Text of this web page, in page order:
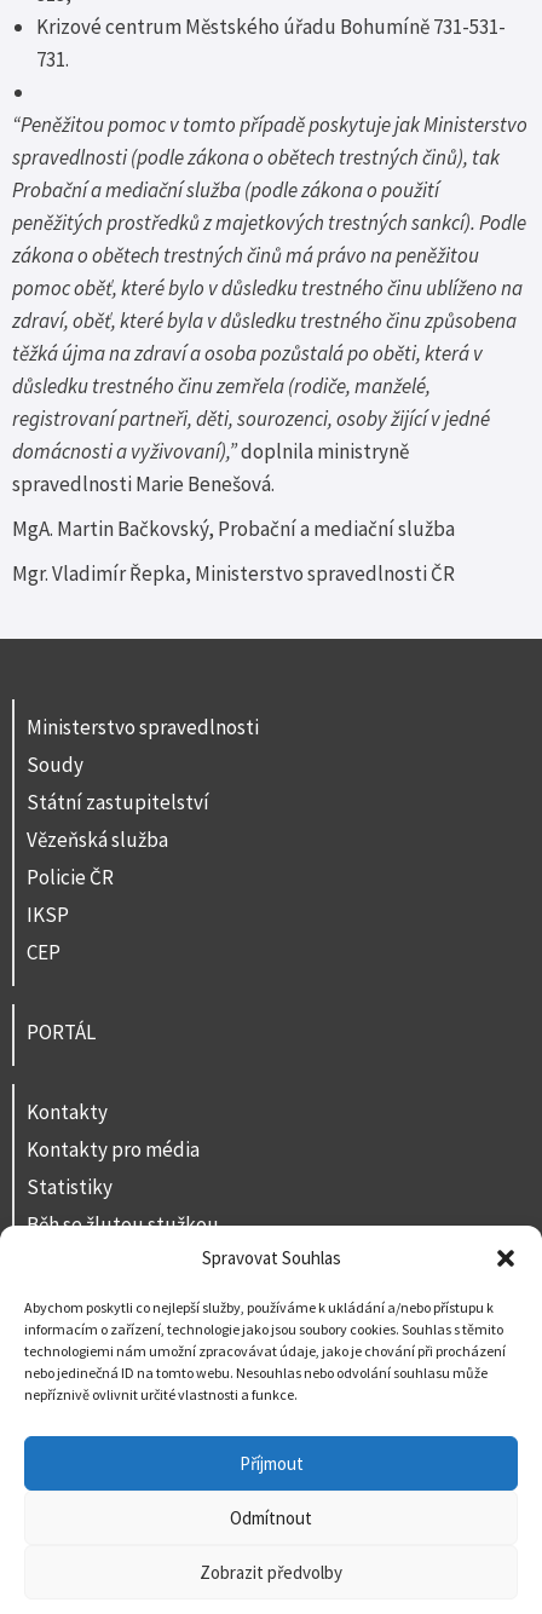
Spravovat Souhlas
Abychom poskytli co nejlepší služby, používáme k ukládání a/nebo přístupu k
informacím o zařízení, technologie jako jsou soubory cookies. Souhlas s těmito
technologiemi nám umožní zpracovávat údaje, jako je chování při procházení
nebo jedinečná ID na tomto webu. Nesouhlas nebo odvolání souhlasu může
nepříznivě ovlivnit určité vlastnosti a funkce.
Příjmout
Odmítnout
Zobrazit předvolby
Krizové centrum Městského úřadu Bohumíně 731-531-
731.
“Peněžitou pomoc v tomto případě poskytuje jak Ministerstvo
spravedlnosti (podle zákona o obětech trestných činů), tak
Probační a mediační služba (podle zákona o použití
peněžitých prostředků z majetkových trestných sankcí). Podle
zákona o obětech trestných činů má právo na peněžitou
pomoc oběť, které bylo v důsledku trestného činu ublíženo na
zdraví, oběť, které byla v důsledku trestného činu způsobena
těžká újma na zdraví a osoba pozůstalá po oběti, která v
důsledku trestného činu zemřela (rodiče, manželé,
registrovaní partneři, děti, sourozenci, osoby žijící v jedné
domácnosti a vyživovaní),”doplnila ministryně
spravedlnosti Marie Benešová.
MgA. Martin Bačkovský, Probační a mediační služba
Mgr. Vladimír Řepka, Ministerstvo spravedlnosti ČR
Ministerstvo spravedlnosti
Soudy
Státní zastupitelství
Vězeňská služba
Policie ČR
IKSP
CEP
PORTÁL
Kontakty
Kontakty pro média
Statistiky
Běh se žlutou stužkou
Prohlášení o přístupnosti
Napište nám